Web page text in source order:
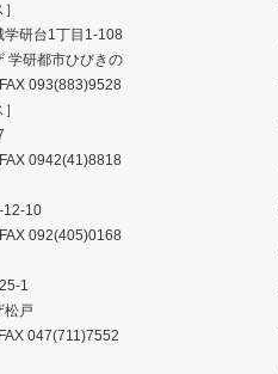
学研台1丁目1-108
学研都市ひびきの
093(883)9528
0942(41)8818
12-10
092(405)0168
1
松戸
047(711)7552